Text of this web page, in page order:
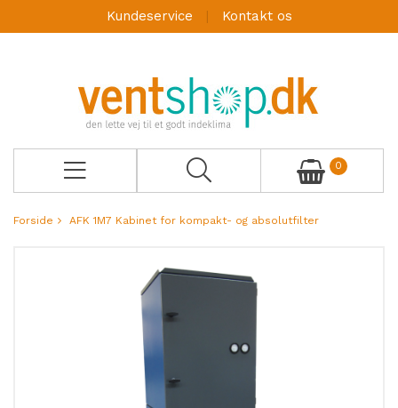
Kundeservice Kontakt os
0
Forside AFK 1M7 Kabinet for kompakt- og absolutfilter